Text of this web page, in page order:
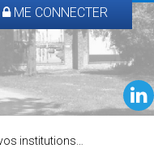
ME CONNECTER
institutions…